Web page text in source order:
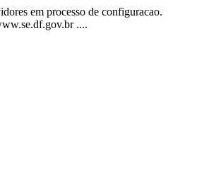
em processo de configuracao.
....